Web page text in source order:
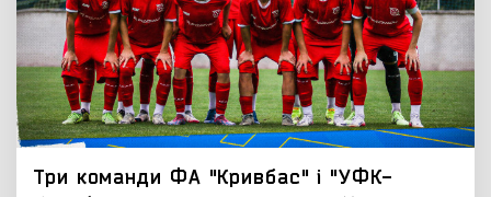
Три команди ФА "Кривбас" і "УФК-